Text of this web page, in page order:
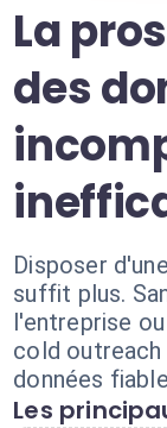
La
des
Disposer
suffit plus.
l'entreprise
cold outreach
données
Les